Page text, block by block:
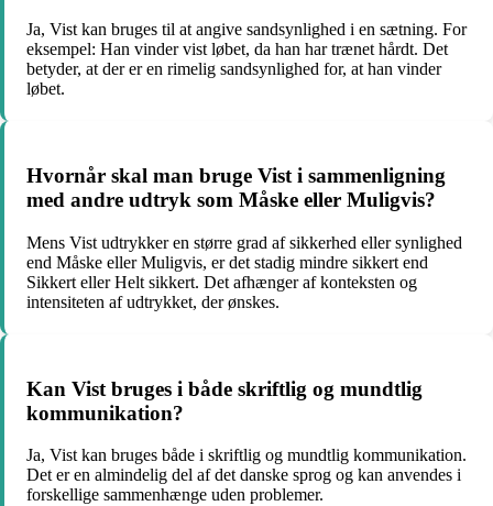
Ja, Vist kan bruges til at angive sandsynlighed i en sætning. For
eksempel: Han vinder vist løbet, da han har trænet hårdt. Det
betyder, at der er en rimelig sandsynlighed for, at han vinder
løbet.
Hvornår skal man bruge Vist i sammenligning
med andre udtryk som Måske eller Muligvis?
Mens Vist udtrykker en større grad af sikkerhed eller synlighed
end Måske eller Muligvis, er det stadig mindre sikkert end
Sikkert eller Helt sikkert. Det afhænger af konteksten og
intensiteten af udtrykket, der ønskes.
Kan Vist bruges i både skriftlig og mundtlig
kommunikation?
Ja, Vist kan bruges både i skriftlig og mundtlig kommunikation.
Det er en almindelig del af det danske sprog og kan anvendes i
forskellige sammenhænge uden problemer.